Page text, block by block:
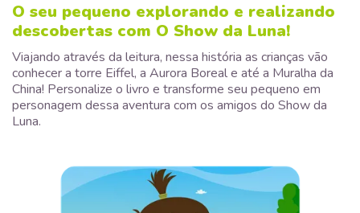
O seu pequeno explorando e realizando
descobertas com O Show da Luna!
Viajando através da leitura, nessa história as crianças vão
conhecer a torre Eiffel, a Aurora Boreal e até a Muralha da
China! Personalize o livro e transforme seu pequeno em
personagem dessa aventura com os amigos do Show da
Luna.